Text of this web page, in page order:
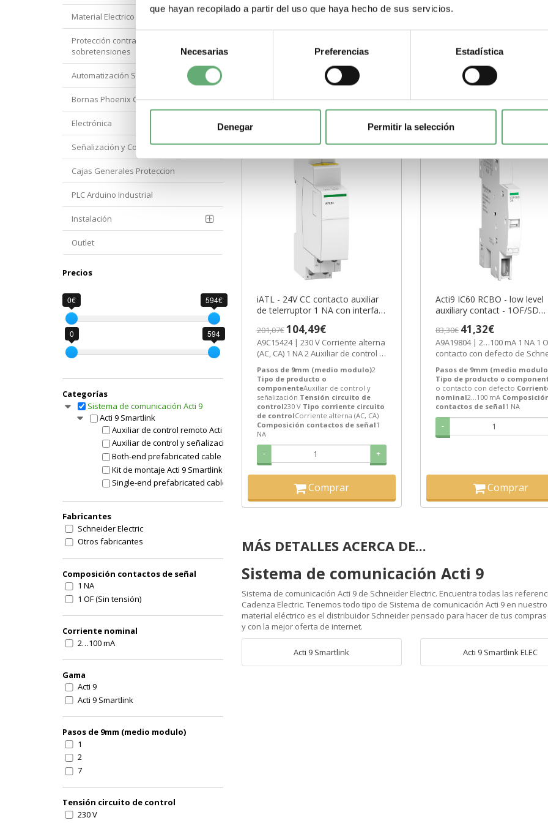
que hayan recopilado a partir del uso que haya hecho de sus servicios.
Selección
consentimiento
Necesarias Preferencias Estadística
Denegar Permitir la selección
remoto Composición contactos de
Comprar
remoto
Comprar
iATL - 24V CC contacto auxiliar
de telerruptor 1 NA con interfaz
Schneider Electric [PLAZO 3-6
SEMANAS]
201,07€104,49€
A9C15424 | 230 V Corriente alterna
(AC, CA) 1 NA 2 Auxiliar de control y
Pasos de 9mm (medio modulo)2
Tipo de producto o
componenteAuxiliar de control y
señalización Tensión circuito de
control230 V Tipo corriente circuito
de controlCorriente alterna (AC, CA)
Composición contactos de señal1
NA
- +
Comprar
Acti9 IC60 RCBO - low level
auxiliary contact - 1OF/SD
A9A19804 Schneider Electric
[PLAZO 3-6 SEMANAS]
83,30€ 41,32€
A9A19804 | 2…100 mA 1 NA 1
contacto con defecto de
Pasos de 9mm (medio
Tipo de producto o
o contacto con defecto
nominal2…100 mA
contactos de señal1 NA
-
Comprar
MÁS DETALLES ACERCA DE...
Sistema de comunicación Acti 9
Sistema de comunicación Acti 9 de Schneider Electric. Encuentra todas las
Cadenza Electric. Tenemos todo tipo de Sistema de comunicación Acti 9 en
material eléctrico es el distribuidor Schneider pensado para hacer de tus
y con la mejor oferta de internet.
Acti 9 Smartlink Acti 9 Smartlink ELEC
Material Electrico Legrand
Protección contra
sobretensiones
Automatización Siemens
Bornas Phoenix Contact
Electrónica
Señalización y Control Orbis
Cajas Generales Proteccion
PLC Arduino Industrial
Instalación
Outlet
Precios
0€ 594€
0 594
Categorías
Sistema de comunicación Acti 9
Acti 9 Smartlink
Auxiliar de control remoto Acti 9 Smartlink
Auxiliar de control y señalización Acti 9 Smartlink
Both-end prefabricated cable ((*)) Acti 9 Smartlink
Kit de montaje Acti 9 Smartlink
Single-end prefabricated cable ((*)) Acti 9 Smartlink
Módulo de comunicación inteligente Acti 9 Smartlink ELEC
Acti 9 Smartlink SI B
Módulo de comunicación inteligente Acti 9 Smartlink SI B
OC o contacto con defecto Acti 9 Smartlink SI B
Fabricantes
Schneider Electric
Otros fabricantes
Composición contactos de señal
1 NA
1 OF (Sin tensión)
Corriente nominal
2…100 mA
Gama
Acti 9
Acti 9 Smartlink
Pasos de 9mm (medio modulo)
1
2
7
Tensión circuito de control
230 V